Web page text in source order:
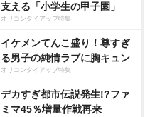
支える「小学生の甲子園」
オリコンタイアップ特集
イケメンてんこ盛り！尊すぎ
る男子の純情ラブに胸キュン
オリコンタイアップ特集
デカすぎ都市伝説発生!?ファ
ミマ45％増量作戦再来